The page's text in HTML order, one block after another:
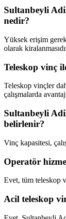
Sultanbeyli
nedir?
Yüksek erişim
olarak
Teleskop vinç
Teleskop vinçler
çalışmalarda
Sultanbeyli
belirlenir?
Vinç kapasitesi,
Operatör
Evet, tüm teleskop
Acil teleskop